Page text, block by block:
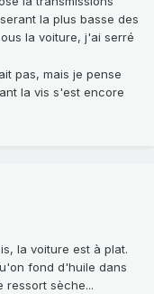
la plus basse des
la voiture, j'ai serré
pas, mais je pense
la vis s'est encore
la voiture est à plat.
fond d'huile dans
ressort sèche...